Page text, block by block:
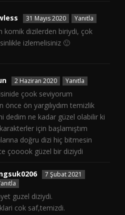
31 Mayıs 2020 Yanıtla
komik dizilerden biriydi, çok
izlemelisiniz 🙂
2 Haziran 2020 Yanıtla
çook seviyorum
önce ön yargılıydım temizlik
dedim ne kadar güzel olabilir ki
için başlamıştım
doğru dizi hiç bitmesin
çooook güzel bir diziydi
7 Şubat 2021
guzel diziydi.
cok saf,temizdi.